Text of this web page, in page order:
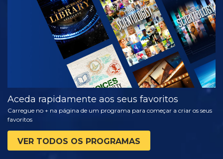
VER
EXPLORAR A
SÉRIE
Aceda rapidamente aos seus favoritos
Carregue no + na página de um programa para começar a criar os seus
favoritos
VER TODOS OS PROGRAMAS